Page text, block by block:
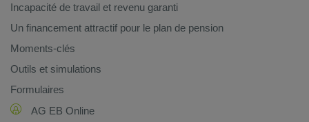
Incapacité de travail et revenu garanti
Un financement attractif pour le plan de pension
Moments-clés
Outils et simulations
Formulaires
AG EB Online